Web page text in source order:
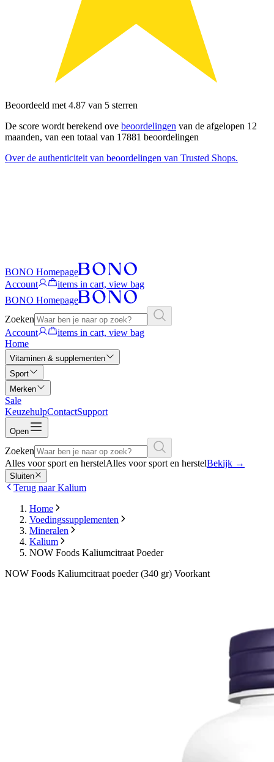
Beoordeeld met 4.87 van 5 sterren
De score wordt berekend ove beoordelingen van de afgelopen 12
maanden, van een totaal van 17881 beoordelingen
Over de authenticiteit van beoordelingen van Trusted Shops.
BONO Homepage
Account
items in cart, view bag
BONO Homepage
Zoeken
Account
items in cart, view bag
Home
Vitaminen & supplementen
Sport
Merken
Sale
KeuzehulpContactSupport
Open
Zoeken
Alles voor sport en herstelAlles voor sport en herstelBekijk →
Sluiten
Terug naar Kalium
Home
Voedingssupplementen
Mineralen
Kalium
NOW Foods Kaliumcitraat Poeder
NOW Foods Kaliumcitraat poeder (340 gr) Voorkant